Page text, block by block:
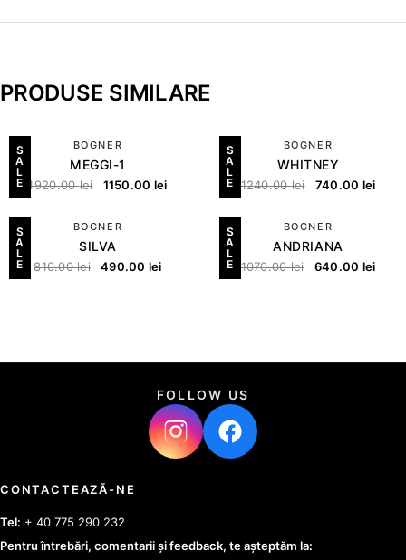
PRODUSE SIMILARE
S
A
L
E
BOGNER
MEGGI-1
1920.00lei 1150.00 lei
S
A
L
E
BOGNER
WHITNEY
1240.00lei 740.00 lei
S
A
L
E
BOGNER
SILVA
810.00lei 490.00 lei
S
A
L
E
BOGNER
ANDRIANA
1070.00lei 640.00 lei
FOLLOW US
CONTACTEAZĂ-NE
Tel: + 40 775 290 232
Pentru întrebări, comentarii și feedback, te așteptăm la: